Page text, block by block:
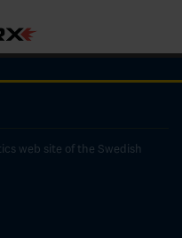
web site of the Swedish